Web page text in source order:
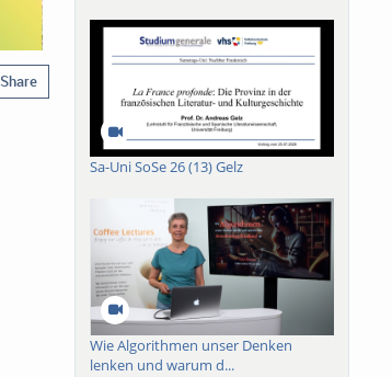
Share
Sa-Uni SoSe 26 (13) Gelz
Wie Algorithmen unser Denken
lenken und warum d...